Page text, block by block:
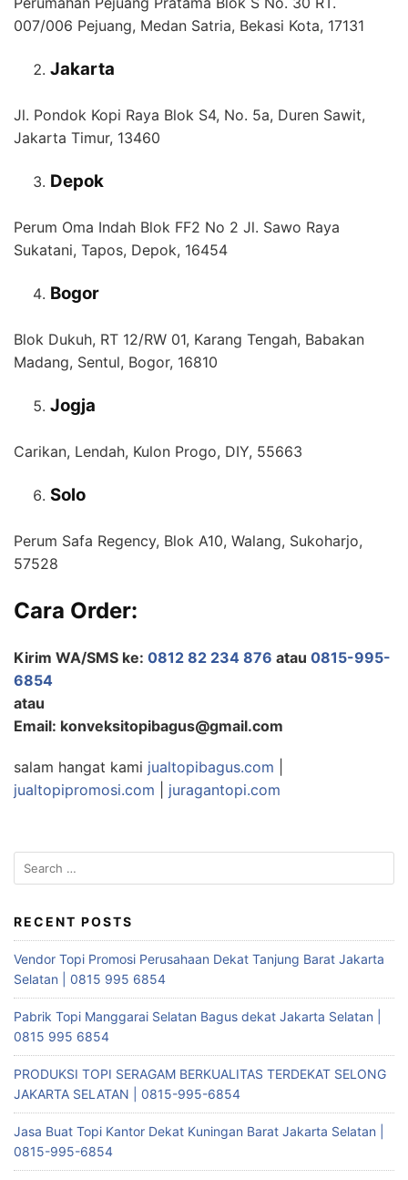
007/006 Pejuang, Medan Satria, Bekasi Kota, 17131
Jakarta
Jl. Pondok Kopi Raya Blok S4, No. 5a, Duren Sawit,
Jakarta Timur, 13460
Depok
Perum Oma Indah Blok FF2 No 2 Jl. Sawo Raya
Sukatani, Tapos, Depok, 16454
Bogor
Blok Dukuh, RT 12/RW 01, Karang Tengah, Babakan
Madang, Sentul, Bogor, 16810
Jogja
Carikan, Lendah, Kulon Progo, DIY, 55663
Solo
Perum Safa Regency, Blok A10, Walang, Sukoharjo,
57528
Cara Order:
Kirim WA/SMS ke: 0812 82 234 876 atau 0815-995-
6854
atau
Email: konveksitopibagus@gmail.com
salam hangat kami jualtopibagus.com
jualtopipromosi.com
juragantopi.com
Search
for:
RECENT POSTS
Vendor Topi Promosi Perusahaan Dekat Tanjung Barat Jakarta
Selatan | 0815 995 6854
Pabrik Topi Manggarai Selatan Bagus dekat Jakarta Selatan |
0815 995 6854
PRODUKSI TOPI SERAGAM BERKUALITAS TERDEKAT SELONG
JAKARTA SELATAN | 0815-995-6854
Jasa Buat Topi Kantor Dekat Kuningan Barat Jakarta Selatan |
0815-995-6854